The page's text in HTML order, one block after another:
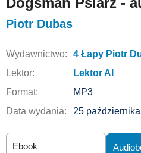
Piotr Dubas
Wydawnictwo:
4 Łapy Piotr
Lektor:
Lektor AI
Format:
MP3
Data wydania:
25
Ebook